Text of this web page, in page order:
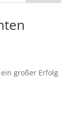
großer Erfolg